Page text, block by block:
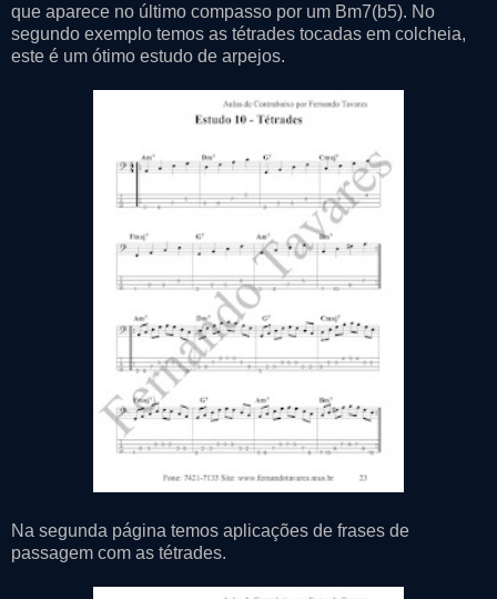
que aparece no último compasso por um Bm7(b5). No
segundo exemplo temos as tétrades tocadas em colcheia,
este é um ótimo estudo de arpejos.
Na segunda página temos aplicações de frases de
passagem com as tétrades.